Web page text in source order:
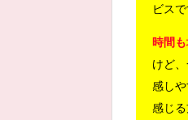
ビスで
時間
けど
感し
感じ